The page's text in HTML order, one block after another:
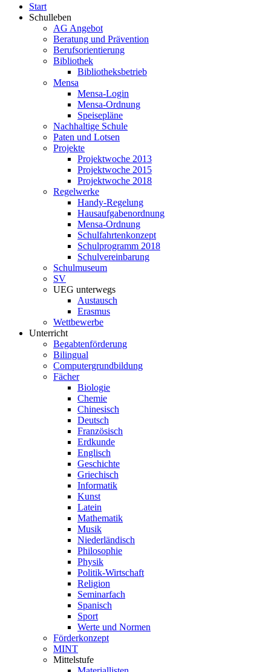
Start
Schulleben
AG Angebot
Beratung und Prävention
Berufsorientierung
Bibliothek
Bibliotheksbetrieb
Mensa
Mensa-Login
Mensa-Ordnung
Speisepläne
Nachhaltige Schule
Paten und Lotsen
Projekte
Projektwoche 2013
Projektwoche 2015
Projektwoche 2018
Regelwerke
Handy-Regelung
Hausaufgabenordnung
Mensa-Ordnung
Schulfahrtenkonzept
Schulprogramm 2018
Schulvereinbarung
Schulmuseum
SV
UEG unterwegs
Austausch
Erasmus
Wettbewerbe
Unterricht
Begabtenförderung
Bilingual
Computergrundbildung
Fächer
Biologie
Chemie
Chinesisch
Deutsch
Französisch
Erdkunde
Englisch
Geschichte
Griechisch
Informatik
Kunst
Latein
Mathematik
Musik
Niederländisch
Philosophie
Physik
Politik-Wirtschaft
Religion
Seminarfach
Spanisch
Sport
Werte und Normen
Förderkonzept
MINT
Mittelstufe